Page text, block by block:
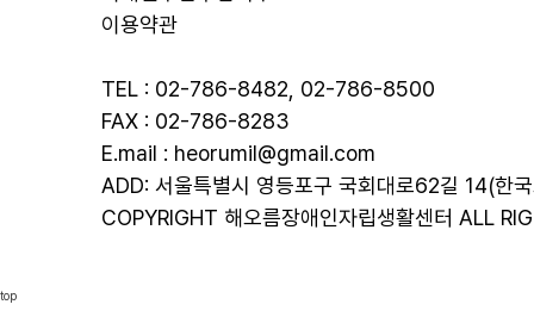
이용약관
TEL : 02-786-8482, 02-786-8500
FAX : 02-786-8283
E.mail : heorumil@gmail.com
ADD: 서울특별시 영등포구 국회대로62길 14(한
COPYRIGHT 해오름장애인자립생활센터 ALL
top